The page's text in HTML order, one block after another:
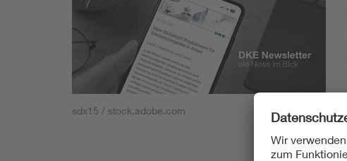
sdx15 / stock.adobe.com